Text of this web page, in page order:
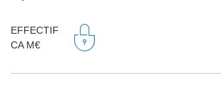
EFFECTIF
CA M€